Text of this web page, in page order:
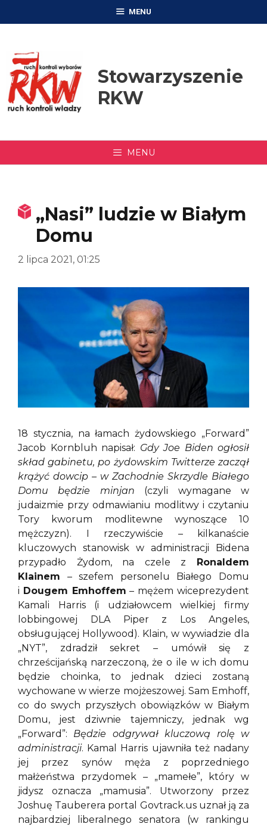
MENU
Stowarzyszenie
RKW
MENU
„Nasi” ludzie w Białym
Domu
2 lipca 2021, 01:25
18 stycznia, na łamach żydowskiego „Forward”
Jacob Kornbluh napisał: Gdy Joe Biden ogłosił
skład gabinetu, po żydowskim Twitterze zaczął
krążyć dowcip – w Zachodnie Skrzydle Białego
Domu będzie minjan (czyli wymagane w
judaizmie przy odmawianiu modlitwy i czytaniu
Tory kworum modlitewne wynoszące 10
mężczyzn). I rzeczywiście – kilkanaście
kluczowych stanowisk w administracji Bidena
przypadło Żydom, na czele z
Ronaldem
Klainem – szefem personelu Białego Domu
i Dougem Emhoffem – mężem wiceprezydent
Kamali Harris (i udziałowcem wielkiej firmy
lobbingowej DLA Piper z Los Angeles,
obsługującej Hollywood). Klain, w wywiadzie dla
„NYT”, zdradził sekret – umówił się z
chrześcijańską narzeczoną, że o ile w ich domu
będzie choinka, to jednak dzieci zostaną
wychowane w wierze mojżeszowej. Sam Emhoff,
co do swych przyszłych obowiązków w Białym
Domu, jest dziwnie tajemniczy, jednak wg
„Forward”: Będzie odgrywał kluczową rolę w
administracji. Kamal Harris ujawniła też nadany
jej przez synów męża z poprzedniego
małżeństwa przydomek – „mamełe”, który w
jidysz oznacza „mamusia”. Utworzony przez
Joshuę Tauberera portal Govtrack.us uznał ją za
najbardziej liberalnego senatora (w rankingu